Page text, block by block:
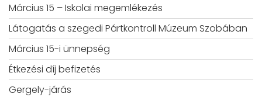
Március 15 – Iskolai megemlékezés
Látogatás a szegedi Pártkontroll Múzeum Szobában
Március 15-i ünnepség
Étkezési díj befizetés
Gergely-járás